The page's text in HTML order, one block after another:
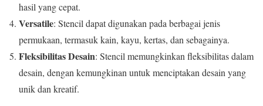
hasil yang cepat.
Versatile: Stencil dapat digunakan pada berbagai jenis
permukaan, termasuk kain, kayu, kertas, dan sebagainya.
Fleksibilitas Desain: Stencil memungkinkan fleksibilitas dalam
desain, dengan kemungkinan untuk menciptakan desain yang
unik dan kreatif.